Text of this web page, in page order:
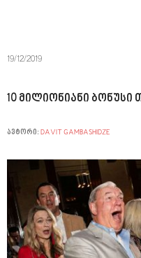
19/12/2019
10 მილიონიანი
ავტორი: DAVIT GAMBASHIDZE